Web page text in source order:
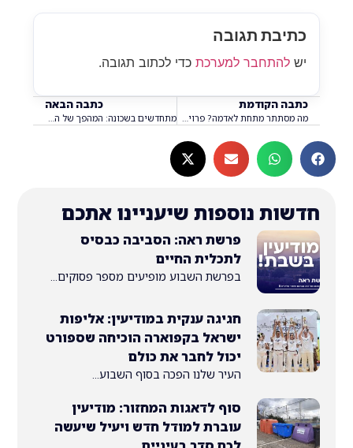
תגובה
למערכתכדי לכתוב תגובה.
הקודמת
מה מסתתר מתחת לאדמה? פרויקט החפירות הענק בגבעת התיתורה חוזר וכולכם מוזמנים מתחדשים בשכונה: המהפך של הפארק ברחוב שלומציון המלכה יצא לדרך
נוספות שיעניינו אתכם
פרשת ראה: הסביבה כבסיס
לתכלית החיים
בפרשת השבוע מופיעים מספר פסוקים...
חגיגה ענקית במודיעין: אליפות
ישראל בקפוארה הוכיחה שספורט
יכול לחבר את כולם
העיר שלנו הפכה בסוף השבוע...
סוף לדאגות המחזור: מודיעין
עוברת למודל חדש ויעיל שיעשה